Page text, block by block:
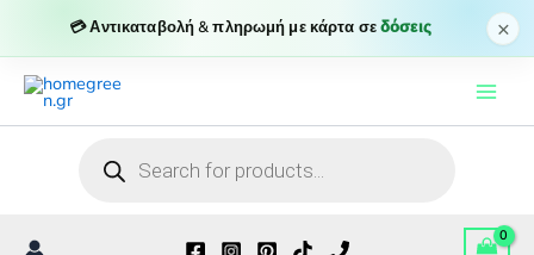
💳 Αντικαταβολή & πληρωμή με κάρτα σεδόσεις ×
Μετάβαση
στο
περιεχόμενο
search